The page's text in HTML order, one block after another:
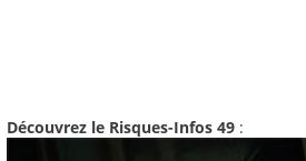
Découvrez le Risques-Infos 49 :